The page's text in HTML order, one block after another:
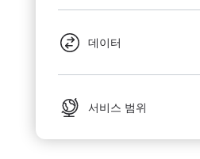
데이터
서비스 범위